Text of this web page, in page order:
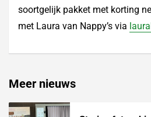
soortgelijk pakket met korting
met Laura van Nappy’s via
Meer nieuws